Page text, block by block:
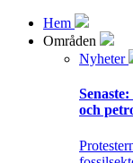
Hem
Områden
Nyheter
Senaste:
och